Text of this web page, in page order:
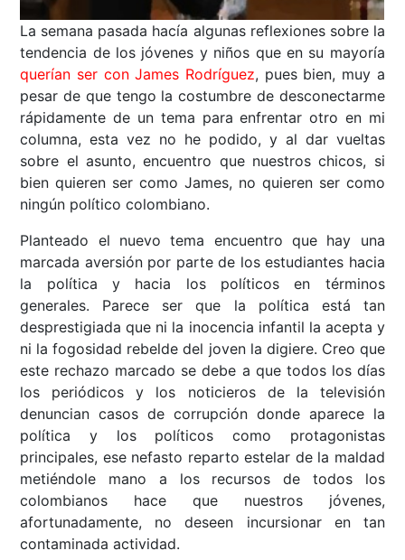
La semana pasada hacía algunas reflexiones sobre la
tendencia de los jóvenes y niños que en su mayoría
querían ser con James Rodríguez, pues bien, muy a
pesar de que tengo la costumbre de desconectarme
rápidamente de un tema para enfrentar otro en mi
columna, esta vez no he podido, y al dar vueltas
sobre el asunto, encuentro que nuestros chicos, si
bien quieren ser como James, no quieren ser como
ningún político colombiano.
Planteado el nuevo tema encuentro que hay una
marcada aversión por parte de los estudiantes hacia
la política y hacia los políticos en términos
generales. Parece ser que la política está tan
desprestigiada que ni la inocencia infantil la acepta y
ni la fogosidad rebelde del joven la digiere. Creo que
este rechazo marcado se debe a que todos los días
los periódicos y los noticieros de la televisión
denuncian casos de corrupción donde aparece la
política y los políticos como protagonistas
principales, ese nefasto reparto estelar de la maldad
metiéndole mano a los recursos de todos los
colombianos hace que nuestros jóvenes,
afortunadamente, no deseen incursionar en tan
contaminada actividad.